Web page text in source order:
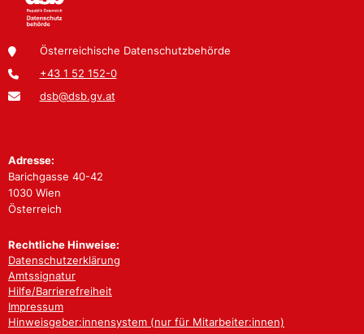
Österreichische Datenschutzbehörde
+43 1 52 152-0
dsb@dsb.gv.at
Adresse:
Barichgasse 40-42
1030 Wien
Österreich
Rechtliche Hinweise:
Datenschutzerklärung
Amtssignatur
Hilfe/Barrierefreiheit
Impressum
Hinweisgeber:innensystem (nur für Mitarbeiter:innen)